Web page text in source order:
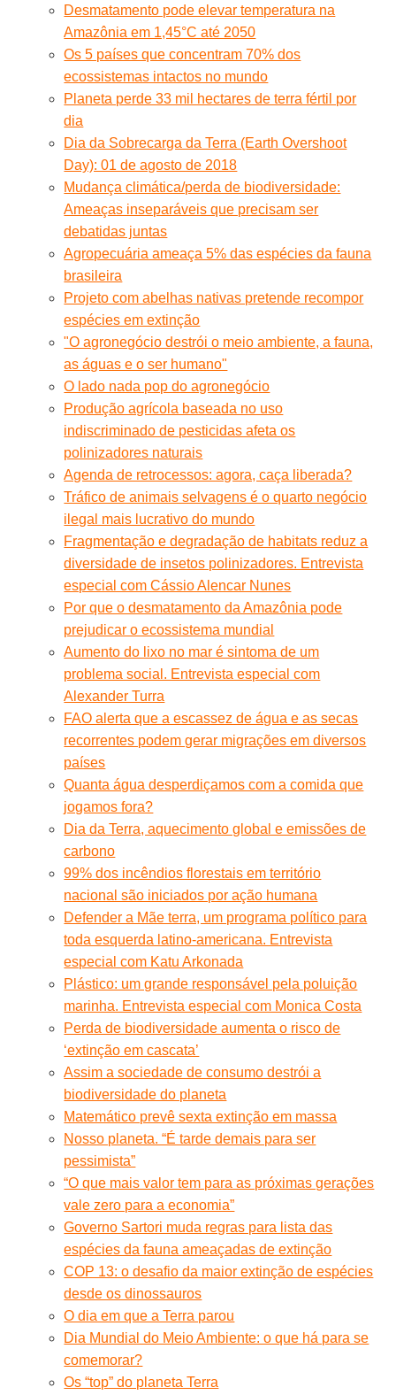
Desmatamento pode elevar temperatura na
Amazônia em 1,45°C até 2050
Os 5 países que concentram 70% dos
ecossistemas intactos no mundo
Planeta perde 33 mil hectares de terra fértil por
dia
Dia da Sobrecarga da Terra (Earth Overshoot
Day): 01 de agosto de 2018
Mudança climática/perda de biodiversidade:
Ameaças inseparáveis que precisam ser
debatidas juntas
Agropecuária ameaça 5% das espécies da fauna
brasileira
Projeto com abelhas nativas pretende recompor
espécies em extinção
"O agronegócio destrói o meio ambiente, a fauna,
as águas e o ser humano"
O lado nada pop do agronegócio
Produção agrícola baseada no uso
indiscriminado de pesticidas afeta os
polinizadores naturais
Agenda de retrocessos: agora, caça liberada?
Tráfico de animais selvagens é o quarto negócio
ilegal mais lucrativo do mundo
Fragmentação e degradação de habitats reduz a
diversidade de insetos polinizadores. Entrevista
especial com Cássio Alencar Nunes
Por que o desmatamento da Amazônia pode
prejudicar o ecossistema mundial
Aumento do lixo no mar é sintoma de um
problema social. Entrevista especial com
Alexander Turra
FAO alerta que a escassez de água e as secas
recorrentes podem gerar migrações em diversos
países
Quanta água desperdiçamos com a comida que
jogamos fora?
Dia da Terra, aquecimento global e emissões de
carbono
99% dos incêndios florestais em território
nacional são iniciados por ação humana
Defender a Mãe terra, um programa político para
toda esquerda latino-americana. Entrevista
especial com Katu Arkonada
Plástico: um grande responsável pela poluição
marinha. Entrevista especial com Monica Costa
Perda de biodiversidade aumenta o risco de
‘extinção em cascata’
Assim a sociedade de consumo destrói a
biodiversidade do planeta
Matemático prevê sexta extinção em massa
Nosso planeta. “É tarde demais para ser
pessimista”
“O que mais valor tem para as próximas gerações
vale zero para a economia”
Governo Sartori muda regras para lista das
espécies da fauna ameaçadas de extinção
COP 13: o desafio da maior extinção de espécies
desde os dinossauros
O dia em que a Terra parou
Dia Mundial do Meio Ambiente: o que há para se
comemorar?
Os “top” do planeta Terra